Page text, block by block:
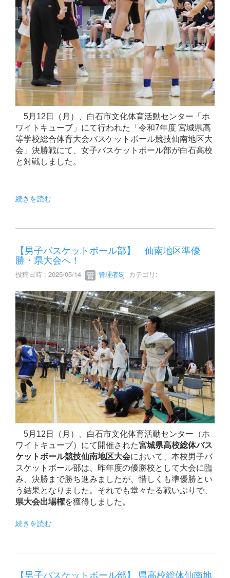
5月12日（月）、白石市文化体育活動センター「ホ
ワイトキューブ」にて行われた「令和7年度 宮城県高
等学校総合体育大会バスケットボール競技仙南地区大
会」決勝戦にて、女子バスケットボール部が白石高校
と対戦しました。
続きを読む
【男子バスケットボール部】 仙南地区準優
勝・県大会へ！
投稿日時 : 2025/05/14 管理者Sj カテゴリ:
5月12日（月）、白石市文化体育活動センター（ホ
ワイトキューブ）にて開催された宮城県高校総体バス
ケットボール競技仙南地区大会において、本校男子バ
スケットボール部は、昨年度の優勝校として大会に臨
み、決勝まで勝ち進みましたが、惜しくも準優勝とい
う結果となりました。それでも堂々たる戦いぶりで、
県大会出場権を獲得しました。
続きを読む
【男子バスケットボール部】 県高校総体仙南地